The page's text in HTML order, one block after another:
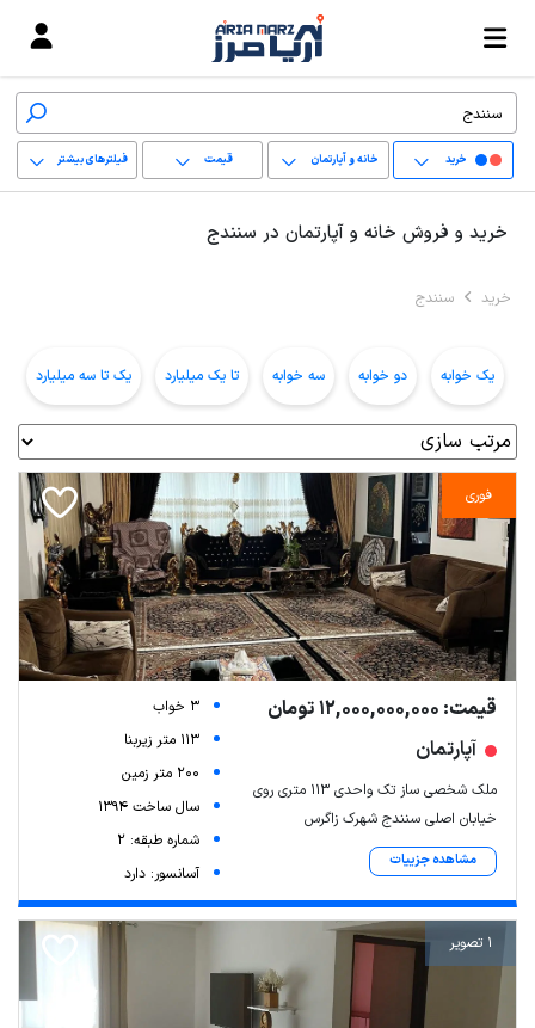
خرید خانه و آپارتمان قیمت فیلترهای بیشتر
خرید و فروش خانه و آپارتمان در سنندج
خرید سنندج
یک خوابه دو خوابه سه خوابه تا یک میلیارد یک تا سه میلیارد
فوری
قیمت: 12,000,000,000 تومان
آپارتمان
ملک شخصی ساز تک واحدی ۱۱۳ متری روی
خیابان اصلی سنندج شهرک زاگرس
مشاهده جزییات
3 خواب
113 متر زیربنا
200 متر زمین
سال ساخت 1394
شماره طبقه: 2
آسانسور: دارد
1 تصویر